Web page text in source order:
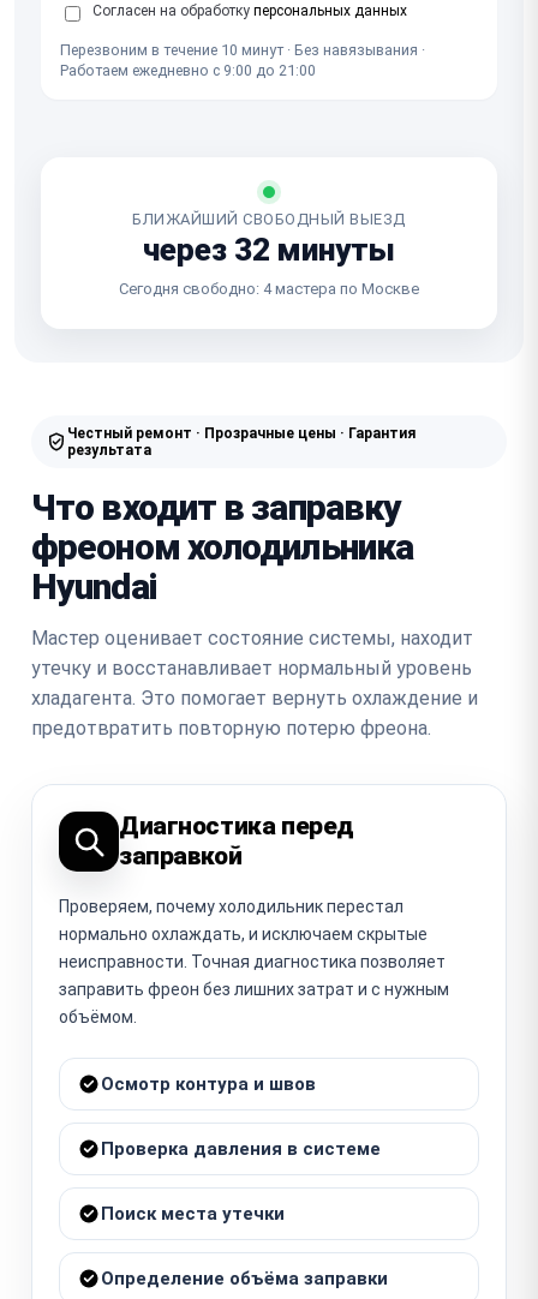
Согласен на обработку персональных данных
Перезвоним в течение 10 минут · Без навязывания ·
Работаем ежедневно с 9:00 до 21:00
БЛИЖАЙШИЙ СВОБОДНЫЙ ВЫЕЗД
через 32 минуты
Сегодня свободно: 4 мастера по Москве
Честный ремонт · Прозрачные цены · Гарантия
результата
Что входит в заправку
фреоном холодильника
Hyundai
Мастер оценивает состояние системы, находит
утечку и восстанавливает нормальный уровень
хладагента. Это помогает вернуть охлаждение и
предотвратить повторную потерю фреона.
Диагностика перед
заправкой
Проверяем, почему холодильник перестал
нормально охлаждать, и исключаем скрытые
неисправности. Точная диагностика позволяет
заправить фреон без лишних затрат и с нужным
объёмом.
Осмотр контура и швов
Проверка давления в системе
Поиск места утечки
Определение объёма заправки